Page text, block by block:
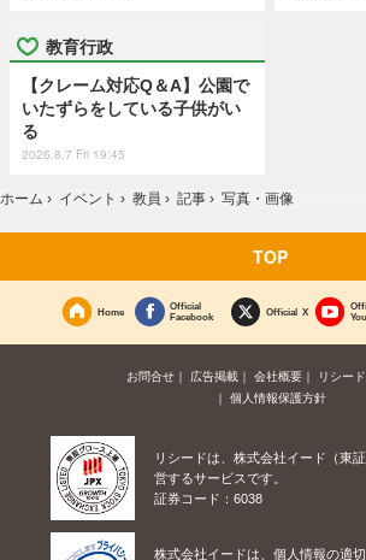
教育行政
【クレーム対応Q＆A】公園で
いたずらをしている子供がい
る
2026.8.7 Fri 19:45
ホーム › イベント › 教員 › 記事 › 写真・画像
TOP
Home
Official
Facebook
Official X
お問合せ 広告掲載 会社概要
リシー
個人情報保護方針
リシードは、株式会社イード（東
営するサービスです。
証券コード：6038
株式会社イードは、個人情報の適